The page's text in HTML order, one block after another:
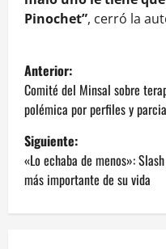
Pinochet”, cerró la
N
a
v
e
Anterior:
Comité del Minsal sobre
polémica por perfiles y
Siguiente:
«Lo echaba de menos»:
más importante de su vida